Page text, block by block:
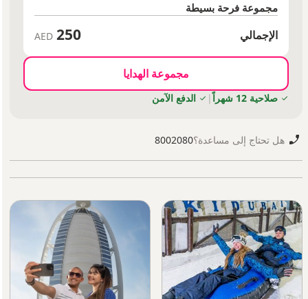
مجموعة فرحة بسيطة
الإجمالي 250
AED
مجموعة الهدايا
صلاحية 12 شهراً | الدفع الآمن
هل تحتاج إلى مساعدة؟8002080